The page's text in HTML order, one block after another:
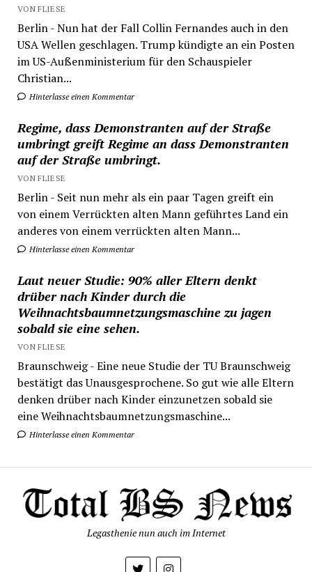
VON FLIESE
Berlin - Nun hat der Fall Collin Fernandes auch in den
USA Wellen geschlagen. Trump kündigte an ein Posten
im US-Außenministerium für den Schauspieler
Christian...
Hinterlasse einen Kommentar
Regime, dass Demonstranten auf der Straße
umbringt greift Regime an dass Demonstranten
auf der Straße umbringt.
VON FLIESE
Berlin - Seit nun mehr als ein paar Tagen greift ein
von einem Verrückten alten Mann geführtes Land ein
anderes von einem verrückten alten Mann...
Hinterlasse einen Kommentar
Laut neuer Studie: 90% aller Eltern denkt
drüber nach Kinder durch die
Weihnachtsbaumnetzungsmaschine zu jagen
sobald sie eine sehen.
VON FLIESE
Braunschweig - Eine neue Studie der TU Braunschweig
bestätigt das Unausgesprochene. So gut wie alle Eltern
denken drüber nach Kinder einzunetzen sobald sie
eine Weihnachtsbaumnetzungsmaschine...
Hinterlasse einen Kommentar
Legasthenie nun auch im Internet